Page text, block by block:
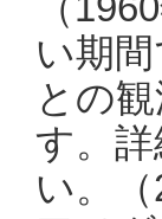
い期
との
す。詳
い。（